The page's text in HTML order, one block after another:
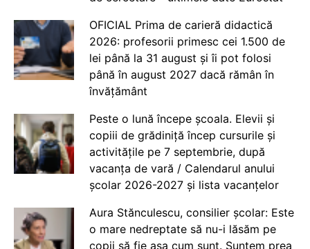
OFICIAL Prima de carieră didactică
2026: profesorii primesc cei 1.500 de
lei până la 31 august și îi pot folosi
până în august 2027 dacă rămân în
învățământ
Peste o lună începe școala. Elevii și
copiii de grădiniță încep cursurile și
activitățile pe 7 septembrie, după
vacanța de vară / Calendarul anului
școlar 2026-2027 și lista vacanțelor
Aura Stănculescu, consilier școlar: Este
o mare nedreptate să nu-i lăsăm pe
copii să fie așa cum sunt. Suntem prea